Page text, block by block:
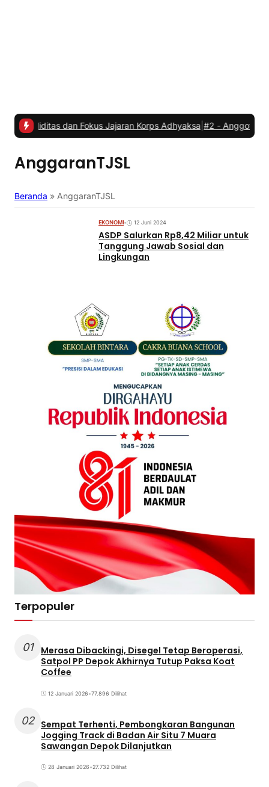
dan Fokus Jajaran Korps Adhyaksa|#2 -Anggota Komisi IV
AnggaranTJSL
Beranda » AnggaranTJSL
EKONOMI• 12 Juni 2024
ASDP Salurkan Rp8,42 Miliar untuk
Tanggung Jawab Sosial dan
Lingkungan
Terpopuler
01
Merasa Dibackingi, Disegel Tetap Beroperasi,
Satpol PP Depok Akhirnya Tutup Paksa Koat
Coffee
12 Januari 2026•77.896 Dilihat
02 Sempat Terhenti, Pembongkaran Bangunan
Jogging Track di Badan Air Situ 7 Muara
Sawangan Depok Dilanjutkan
28 Januari 2026•27.732 Dilihat